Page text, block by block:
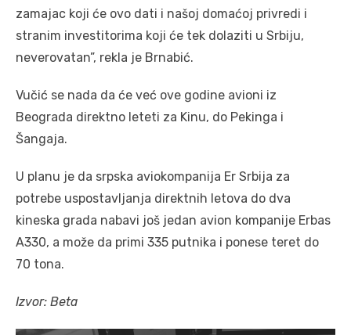
zamajac koji će ovo dati i našoj domaćoj privredi i
stranim investitorima koji će tek dolaziti u Srbiju,
neverovatan”, rekla je Brnabić.
Vučić se nada da će već ove godine avioni iz
Beograda direktno leteti za Kinu, do Pekinga i
Šangaja.
U planu je da srpska aviokompanija Er Srbija za
potrebe uspostavljanja direktnih letova do dva
kineska grada nabavi još jedan avion kompanije Erbas
A330, a može da primi 335 putnika i ponese teret do
70 tona.
Izvor: Beta